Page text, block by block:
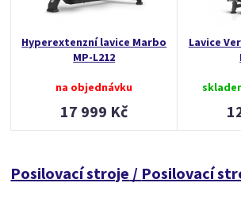
Hyperextenzní lavice Marbo
MP-L212
na objednávku
17 999 Kč
Lavice
Posilovací stroje / Posilovací